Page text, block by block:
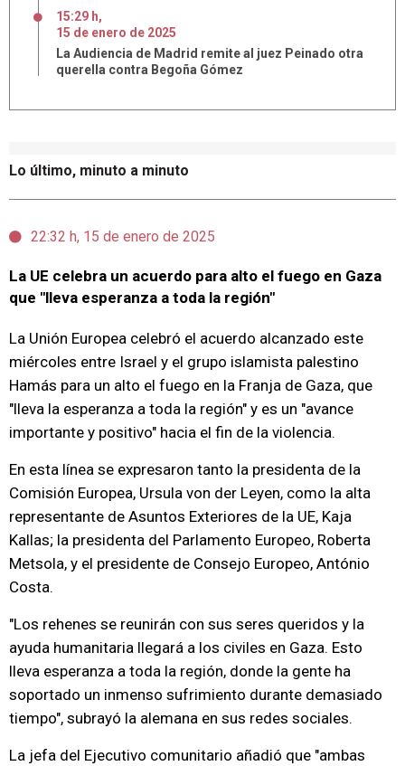
Lo último, minuto a minuto
22:32 h, 15 de enero de 2025
La UE celebra un acuerdo para alto el fuego en Gaza
que "lleva esperanza a toda la región"
La Unión Europea celebró el acuerdo alcanzado este
miércoles entre Israel y el grupo islamista palestino
Hamás para un alto el fuego en la Franja de Gaza, que
"lleva la esperanza a toda la región" y es un "avance
importante y positivo" hacia el fin de la violencia.
En esta línea se expresaron tanto la presidenta de la
Comisión Europea, Ursula von der Leyen, como la alta
representante de Asuntos Exteriores de la UE, Kaja
Kallas; la presidenta del Parlamento Europeo, Roberta
Metsola, y el presidente de Consejo Europeo, António
Costa.
"Los rehenes se reunirán con sus seres queridos y la
ayuda humanitaria llegará a los civiles en Gaza. Esto
lleva esperanza a toda la región, donde la gente ha
soportado un inmenso sufrimiento durante demasiado
tiempo", subrayó la alemana en sus redes sociales.
La jefa del Ejecutivo comunitario añadió que "ambas
15:29 h,
15 de enero de 2025
La Audiencia de Madrid remite al juez Peinado otra
querella contra Begoña Gómez